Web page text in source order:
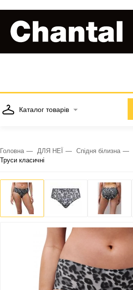
Каталог товарів
Головна ДЛЯ НЕЇ Спідня білизна
Труси класичні